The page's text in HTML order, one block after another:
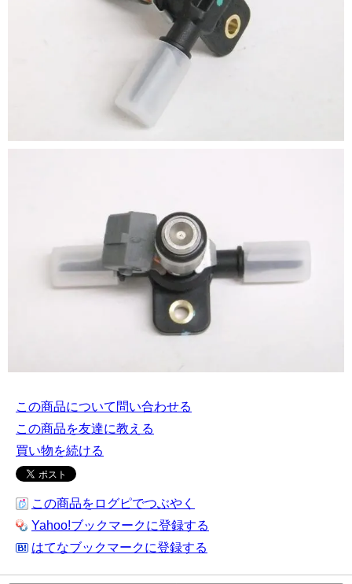
この商品について問い合わせる
この商品を友達に教える
買い物を続ける
この商品をログピでつぶやく
Yahoo!ブックマークに登録する
はてなブックマークに登録する